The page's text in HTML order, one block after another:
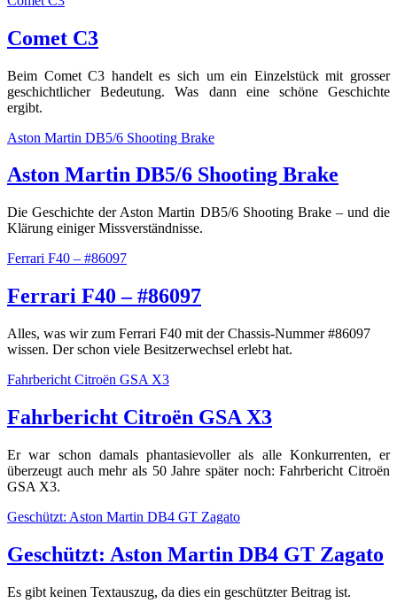
Comet C3
Beim Comet C3 handelt es sich um ein Einzelstück mit grosser
geschichtlicher Bedeutung. Was dann eine schöne Geschichte
ergibt.
Aston Martin DB5/6 Shooting Brake
Aston Martin DB5/6 Shooting Brake
Die Geschichte der Aston Martin DB5/6 Shooting Brake – und die
Klärung einiger Missverständnisse.
Ferrari F40 – #86097
Ferrari F40 – #86097
Alles, was wir zum Ferrari F40 mit der Chassis-Nummer #86097
wissen. Der schon viele Besitzerwechsel erlebt hat.
Fahrbericht Citroën GSA X3
Fahrbericht Citroën GSA X3
Er war schon damals phantasievoller als alle Konkurrenten, er
überzeugt auch mehr als 50 Jahre später noch: Fahrbericht Citroën
GSA X3.
Geschützt: Aston Martin DB4 GT Zagato
Geschützt: Aston Martin DB4 GT Zagato
Es gibt keinen Textauszug, da dies ein geschützter Beitrag ist.